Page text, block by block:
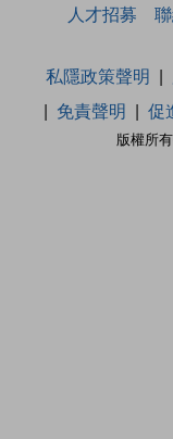
人才招募
版權所
私隱政策聲明
免責聲明
促